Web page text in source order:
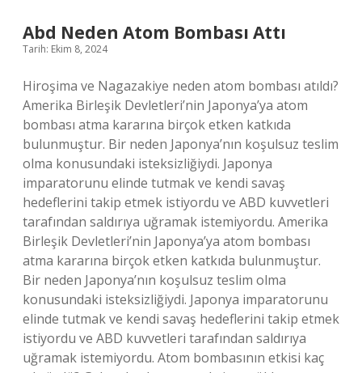
Abd Neden Atom Bombası Attı
Tarih: Ekim 8, 2024
Hiroşima ve Nagazakiye neden atom bombası atıldı?
Amerika Birleşik Devletleri’nin Japonya’ya atom
bombası atma kararına birçok etken katkıda
bulunmuştur. Bir neden Japonya’nın koşulsuz teslim
olma konusundaki isteksizliğiydi. Japonya
imparatorunu elinde tutmak ve kendi savaş
hedeflerini takip etmek istiyordu ve ABD kuvvetleri
tarafından saldırıya uğramak istemiyordu. Amerika
Birleşik Devletleri’nin Japonya’ya atom bombası
atma kararına birçok etken katkıda bulunmuştur.
Bir neden Japonya’nın koşulsuz teslim olma
konusundaki isteksizliğiydi. Japonya imparatorunu
elinde tutmak ve kendi savaş hedeflerini takip etmek
istiyordu ve ABD kuvvetleri tarafından saldırıya
uğramak istemiyordu. Atom bombasının etkisi kaç